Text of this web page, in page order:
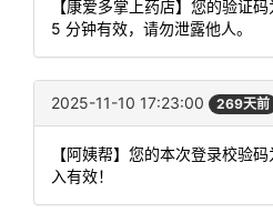
【康爱多掌上药店】您的验证
5 分钟有效，请勿泄露他人。
2025-11-10 17:23:00 269天前
【阿姨帮】您的本次登录校验
入有效！